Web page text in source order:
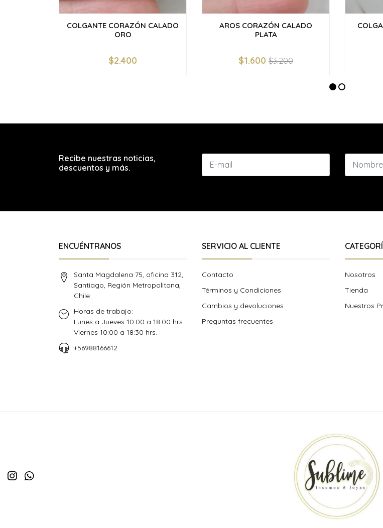
COLGANTE CORAZÓN CALADO
ORO
+
$2.400
AROS CORAZÓN CALADO
PLATA
+
$1.600 $3.200
Recibe nuestras noticias,
descuentos y más.
ENCUÉNTRANOS
Santa Magdalena 75, oficina 312,
Santiago, Región Metropolitana,
Chile
Horas de trabajo:
Lunes a Jueves 10:00 a 18:00 hrs.
Viernes 10:00 a 18:30 hrs.
+56988166612
SERVICIO AL CLIENTE
Contacto
Términos y Condiciones
Cambios y devoluciones
Preguntas frecuentes
Nosotros
Tienda
Nuestros